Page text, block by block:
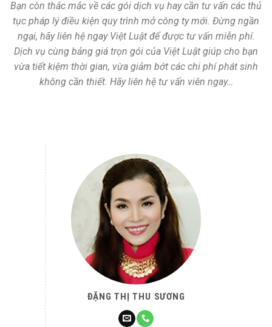
Bạn còn thắc mắc về các gói dịch vụ hay cần tư vấn các thủ
tục pháp lý điều kiện quy trình mở công ty mới. Đừng ngần
ngại, hãy liên hệ ngay Việt Luật để được tư vấn miễn phí.
Dịch vụ cùng bảng giá trọn gói của Việt Luật giúp cho bạn
vừa tiết kiệm thời gian, vừa giảm bớt các chi phí phát sinh
không cần thiết. Hãy liên hệ tư vấn viên ngay…
ĐẶNG THỊ THU SƯƠNG